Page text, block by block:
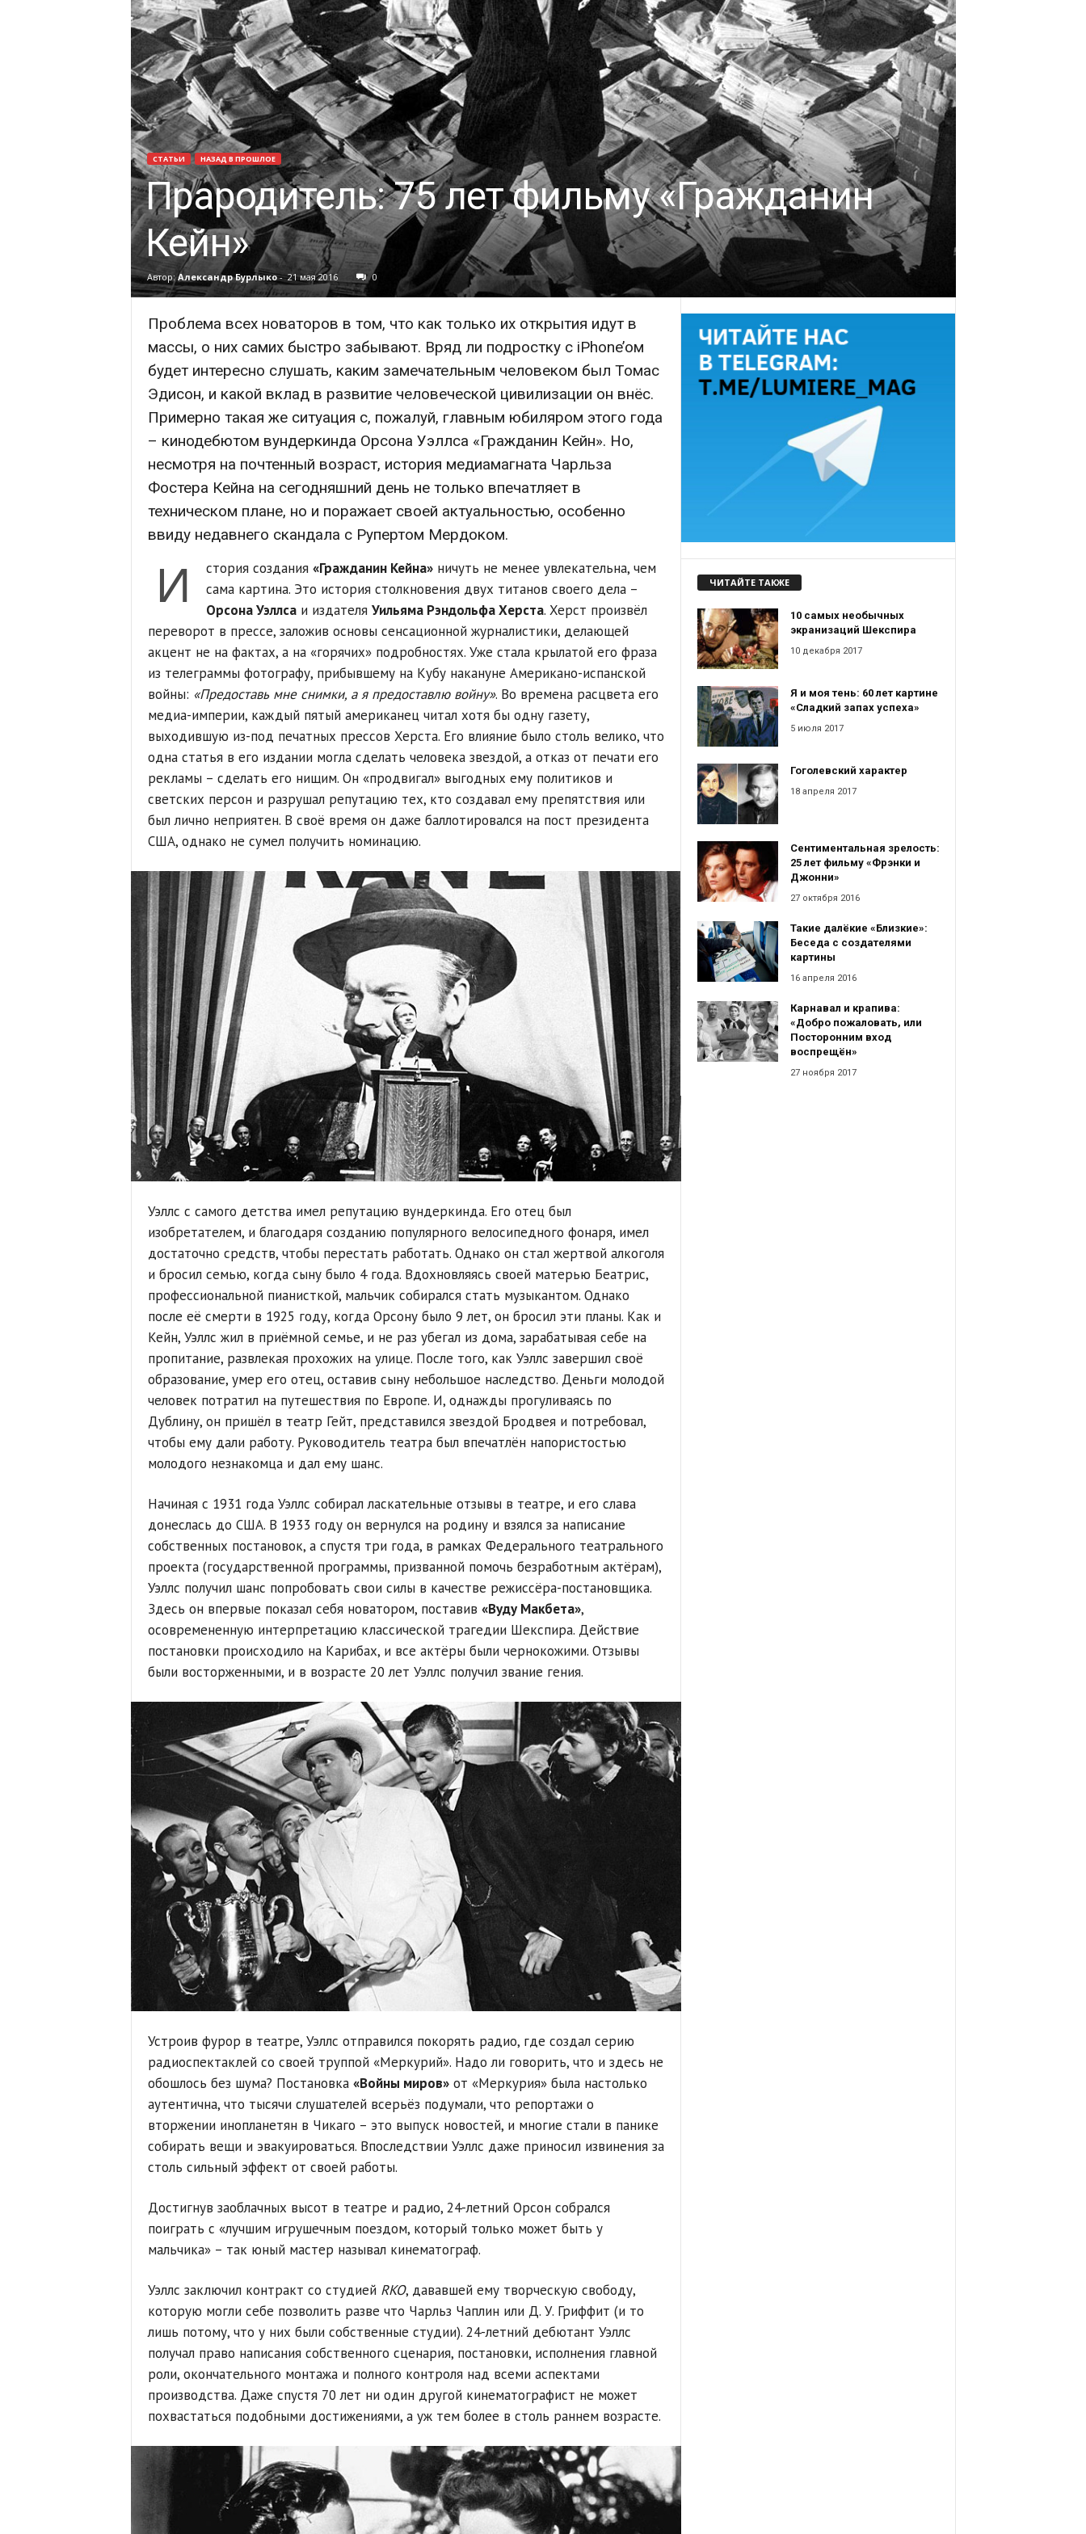
СТАТЬИ НАЗАД В ПРОШЛОЕ
Прародитель: 75 лет фильму «Гражданин
Кейн»
Автор:Александр Бурлыко- 21 мая 2016 0
Проблема всех новаторов в том, что как только их открытия идут в
массы, о них самих быстро забывают. Вряд ли подростку с iPhone’ом
будет интересно слушать, каким замечательным человеком был Томас
Эдисон, и какой вклад в развитие человеческой цивилизации он внёс.
Примерно такая же ситуация с, пожалуй, главным юбиляром этого года
– кинодебютом вундеркинда Орсона Уэллса «Гражданин Кейн». Но,
несмотря на почтенный возраст, история медиамагната Чарльза
Фостера Кейна на сегодняшний день не только впечатляет в
техническом плане, но и поражает своей актуальностью, особенно
ввиду недавнего скандала с Рупертом Мердоком.
И стория создания «Гражданин Кейна»ничуть не менее увлекательна, чем
сама картина. Это история столкновения двух титанов своего дела –
Орсона Уэллсаи издателя Уильяма Рэндольфа Херста. Херст произвёл
переворот в прессе, заложив основы сенсационной журналистики, делающей
акцент не на фактах, а на «горячих» подробностях. Уже стала крылатой его фраза
из телеграммы фотографу, прибывшему на Кубу накануне Американо-испанской
войны: «Предоставь мне снимки, а я предоставлю войну». Во времена расцвета его
медиа-империи, каждый пятый американец читал хотя бы одну газету,
выходившую из-под печатных прессов Херста. Его влияние было столь велико, что
одна статья в его издании могла сделать человека звездой, а отказ от печати его
рекламы – сделать его нищим. Он «продвигал» выгодных ему политиков и
светских персон и разрушал репутацию тех, кто создавал ему препятствия или
был лично неприятен. В своё время он даже баллотировался на пост президента
США, однако не сумел получить номинацию.
Уэллс с самого детства имел репутацию вундеркинда. Его отец был
изобретателем, и благодаря созданию популярного велосипедного фонаря, имел
достаточно средств, чтобы перестать работать. Однако он стал жертвой алкоголя
и бросил семью, когда сыну было 4 года. Вдохновляясь своей матерью Беатрис,
профессиональной пианисткой, мальчик собирался стать музыкантом. Однако
после её смерти в 1925 году, когда Орсону было 9 лет, он бросил эти планы. Как и
Кейн, Уэллс жил в приёмной семье, и не раз убегал из дома, зарабатывая себе на
пропитание, развлекая прохожих на улице. После того, как Уэллс завершил своё
образование, умер его отец, оставив сыну небольшое наследство. Деньги молодой
человек потратил на путешествия по Европе. И, однажды прогуливаясь по
Дублину, он пришёл в театр Гейт, представился звездой Бродвея и потребовал,
чтобы ему дали работу. Руководитель театра был впечатлён напористостью
молодого незнакомца и дал ему шанс.
Начиная с 1931 года Уэллс собирал ласкательные отзывы в театре, и его слава
донеслась до США. В 1933 году он вернулся на родину и взялся за написание
собственных постановок, а спустя три года, в рамках Федерального театрального
проекта (государственной программы, призванной помочь безработным актёрам),
Уэллс получил шанс попробовать свои силы в качестве режиссёра-постановщика.
Здесь он впервые показал себя новатором, поставив «Вуду Макбета»,
осовремененную интерпретацию классической трагедии Шекспира. Действие
постановки происходило на Карибах, и все актёры были чернокожими. Отзывы
были восторженными, и в возрасте 20 лет Уэллс получил звание гения.
Устроив фурор в театре, Уэллс отправился покорять радио, где создал серию
радиоспектаклей со своей труппой «Меркурий». Надо ли говорить, что и здесь не
обошлось без шума? Постановка «Войны миров»от «Меркурия» была настолько
аутентична, что тысячи слушателей всерьёз подумали, что репортажи о
вторжении инопланетян в Чикаго – это выпуск новостей, и многие стали в панике
собирать вещи и эвакуироваться. Впоследствии Уэллс даже приносил извинения за
столь сильный эффект от своей работы.
Достигнув заоблачных высот в театре и радио, 24-летний Орсон собрался
поиграть с «лучшим игрушечным поездом, который только может быть у
мальчика» – так юный мастер называл кинематограф.
Уэллс заключил контракт со студией RKO, дававшей ему творческую свободу,
которую могли себе позволить разве что Чарльз Чаплин или Д. У. Гриффит (и то
лишь потому, что у них были собственные студии). 24-летний дебютант Уэллс
получал право написания собственного сценария, постановки, исполнения главной
роли, окончательного монтажа и полного контроля над всеми аспектами
производства. Даже спустя 70 лет ни один другой кинематографист не может
похвастаться подобными достижениями, а уж тем более в столь раннем возрасте.
ЧИТАЙТЕ ТАКЖЕ
10 самых необычных
экранизаций Шекспира
10 декабря 2017
Я и моя тень: 60 лет картине
«Сладкий запах успеха»
5 июля 2017
Гоголевский характер
18 апреля 2017
Сентиментальная зрелость:
25 лет фильму «Фрэнки и
Джонни»
27 октября 2016
Такие далёкие «Близкие»:
Беседа с создателями
картины
16 апреля 2016
Карнавал и крапива:
«Добро пожаловать, или
Посторонним вход
воспрещён»
27 ноября 2017